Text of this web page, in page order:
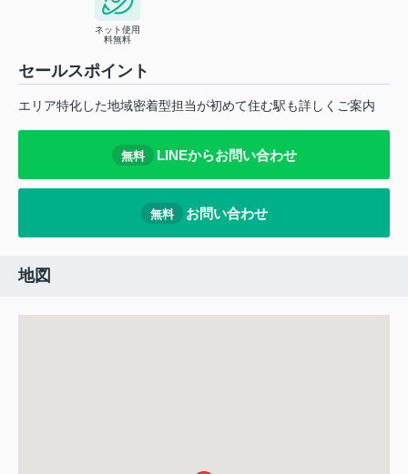
ネット使用
料無料
セールスポイント
エリア特化した地域密着型担当が初めて住む駅も詳しくご案内
無料 LINEからお問い合わせ
無料 お問い合わせ
地図